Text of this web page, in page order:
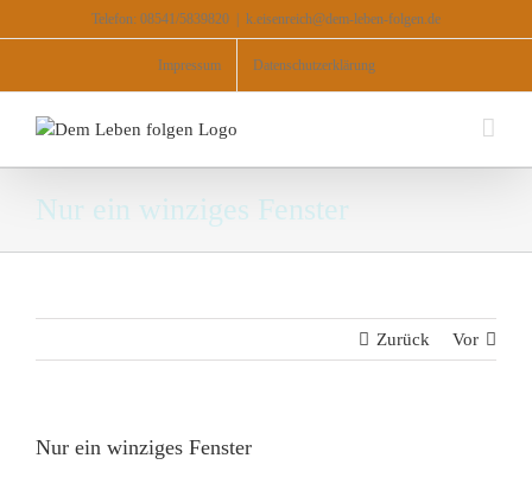
Inhalt
Telefon: 08541/5839820 k.eisenreich@dem-leben-folgen.de
Impressum Datenschutzerklärung
Nur ein winziges Fenster
Zurück Vor
Nur ein winziges Fenster